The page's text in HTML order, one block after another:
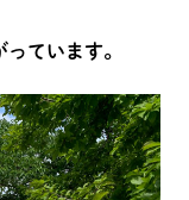
ています。